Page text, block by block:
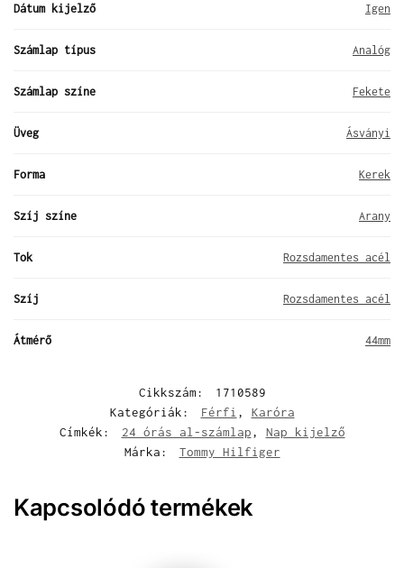
Dátum kijelző Igen
Számlap típus Analóg
Számlap színe Fekete
Üveg Ásványi
Forma Kerek
Szíj színe Arany
Tok Rozsdamentes acél
Szíj Rozsdamentes acél
Átmérő 44mm
Cikkszám:
1710589
Kategóriák:
Férfi , Karóra
Címkék:
24 órás al-számlap, Nap kijelző
Márka:
Tommy Hilfiger
Kapcsolódó termékek